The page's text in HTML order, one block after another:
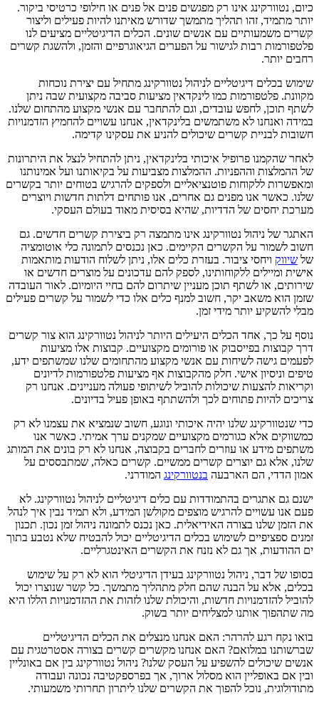
כיום, נטוורקינג אינו רק מפגשים פנים אל פנים או חילופי כרטיסי ביקור.
יותר מתמיד, זהו תהליך מתמשך שדורש מאיתנו להיות פעילים וליצור
קשרים משמעותיים עם אנשים שונים. הכלים הדיגיטליים מציעים לנו
פלטפורמות רבות לגישור על הפערים הגיאוגרפיים והזמן, ולהשגת קשרים
רחבים יותר.
שימוש בכלים דיגיטליים לניהול נטוורקינג מתחיל עם יצירת נוכחות
מקוונת. פלטפורמות כמו לינקדאין מציעות סביבה מקצועית שבה ניתן
לשתף תוכן, לחפש עובדים, וגם להתחבר עם אנשי מקצוע מהתחום שלנו.
במידה ואנחנו לא משתמשים בלינקדאין, אנחנו עשויים להחמיץ הזדמנויות
חשובות לבניית קשרים שיכולים להניע את עסקינו קדימה.
לאחר שהקמנו פרופיל איכותי בלינקדאין, ניתן להתחיל לנצל את היתרונות
של ההמלצות וההפניות. ההמלצות מצביעות על בקיאותנו ועל אמינותנו
ומאפשרות ללקוחות פוטנציאליים ולספקים להרגיש בטוחים יותר בקשרים
שלנו. כאשר אנו מפנים גם אחרים, אנו פותחים דלתות חדשות ויוצרים
מערכת יחסים של הדדיות, שהיא בסיסית מאוד בעולם העסקי.
האתגר של ניהול נטוורקינג אינו מתמצה רק ביצירת קשרים חדשים. גם
חשוב לשמור על הקשרים הקיימים. כאן נכנסים לתמונה כלי אוטומציה
של שיווק ויחסי ציבור. בעזרת כלים אלו, ניתן לשלוח הודעות מותאמות
אישית ומיילים ללקוחותינו, לספק להם עדכונים על מוצרים חדשים או
שירותים, או לשתף תוכן מעניין שיתרום להם בחיי היומיום. לאור העובדה
שזמן הוא משאב יקר, חשוב למנף כלים אלו כדי לשמור על קשרים פעילים
מבלי להשקיע יותר מידי זמן.
נוסף על כך, אחד הכלים היעילים היותר לניהול נטוורקינג הוא צור קשרים
דרך קבוצות בפייסבוק או פורומים מקצועיים. קבוצות אלו מציעות
לפעמים גישה לשיחות עם אנשי מקצוע מהתחומים שלנו שמשתפים ידע,
טיפים וניסיון אישי. חלק מהקבוצות אף מציעות פלטפורמות לדיונים
וקריאות להצעות שיכולות להוביל לשיתופי פעולה מעניינים. אנחנו רק
צריכים להיות פתוחים לכך ולהשתתף באופן פעיל בדיונים.
כדי שנטוורקינג שלנו יהיה איכותי ונוגע, חשוב שנמציא את עצמנו לא רק
כמשווקים אלא כגורמים מקצועיים שמקנים ערך אמיתי. כאשר אנו
משתפים מידע או עוזרים לחברים בקבוצה, אנחנו לא רק בונים את המותג
שלנו, אלא גם יוצרים קשרים ממשיים. קשרים כאלה, שמתבססים על
אמון הדדי, הם הארבעה בנטוורקינג המודרני.
ישנם גם אתגרים בהתמודדות עם כלים דיגיטליים לניהול נטוורקינג. לא
פעם אנו עשויים להרגיש מוצפים מקולשן המידע, ולא תמיד נבין איך לנהל
את הזמן שלנו בצורה האידיאלית. כאן נכנס לתמונה ניהול זמן נכון. תכנון
זמנים ספציפיים לשימוש בכלים הדיגיטליים יכול להבטיח שלא נטבע בתוך
ים ההודעות, אך גם לא נזנח את הקשרים האינטגרליים.
בסופו של דבר, ניהול נטוורקינג בעידן הדיגיטלי הוא לא רק על שימוש
בכלים, אלא על הבנה שהם חלק מתהליך מתמשך. כל קשר שנוצרו יכול
להוביל להזדמנויות חדשות, והיכולת שלנו לזהות את ההזדמנויות הללו היא
מה שתהפוך אותנו למצליחים יותר בשוק.
בואו נקח רגע להרהר: האם אנחנו מנצלים את הכלים הדיגיטליים
שברשותנו במלואם? האם אנחנו מקשרים קשרים בצורה אסטרטגית עם
אנשים שיכולים להשפיע על העסק שלנו? ניהול נטוורקינג בין אם באונליין
ובין אם באופליין הוא מסלול ארוך, אך בפרספקטיבה נכונה ועבודה
מתודולוגית, נוכל להפוך את הקשרים שלנו ליתרון תחרותי משמעותי.